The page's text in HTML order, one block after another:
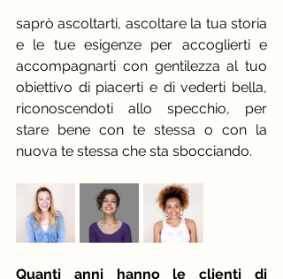
saprò ascoltarti, ascoltare la tua storia
e le tue esigenze per accoglierti e
accompagnarti con gentilezza al tuo
obiettivo di piacerti e di vederti bella,
riconoscendoti allo specchio, per
stare bene con te stessa o con la
nuova te stessa che sta sbocciando.
Quanti anni hanno le clienti di